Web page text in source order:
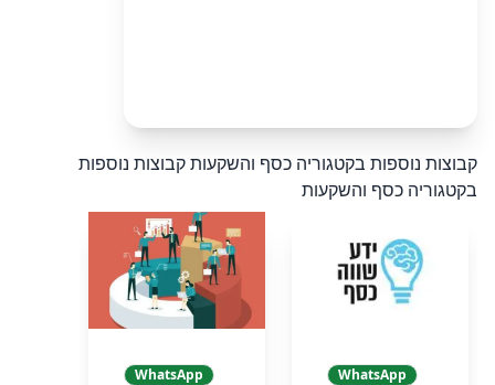
קבוצות נוספות בקטגוריה כסף והשקעותקבוצות נוספות
בקטגוריה כסף והשקעות
WhatsApp
WhatsApp